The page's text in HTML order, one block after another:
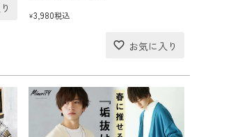
¥3,980税込